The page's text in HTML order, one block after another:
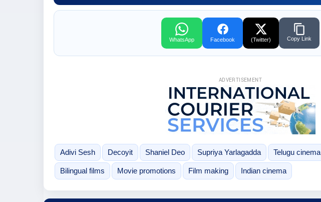
WhatsApp Facebook (Twitter) Copy Link
ADVERTISEMENT
Adivi Sesh Decoyit Shaniel Deo Supriya Yarlagadda Telugu cinema
Bilingual films Movie promotions Film making Indian cinema